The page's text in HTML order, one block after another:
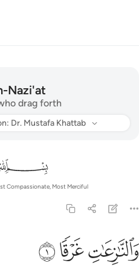
Nazi'at
drag forth
: Dr. Mustafa Khattab
Compassionate, Most Merciful
والنازعات غرقا ١
وَٱلنَّـٰزِعَـٰتِ غَرْقًۭا ١
ﲒﲓﲔ